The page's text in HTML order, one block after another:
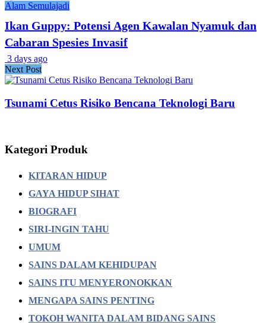
Alam Semulajadi
Ikan Guppy: Potensi Agen Kawalan Nyamuk dan
Cabaran Spesies Invasif
3 days ago
Next Post
Tsunami Cetus Risiko Bencana Teknologi Baru
Kategori Produk
KITARAN HIDUP
GAYA HIDUP SIHAT
BIOGRAFI
SIRI-INGIN TAHU
UMUM
SAINS DALAM KEHIDUPAN
SAINS ITU MENYERONOKKAN
MENGAPA SAINS PENTING
TOKOH WANITA DALAM BIDANG SAINS